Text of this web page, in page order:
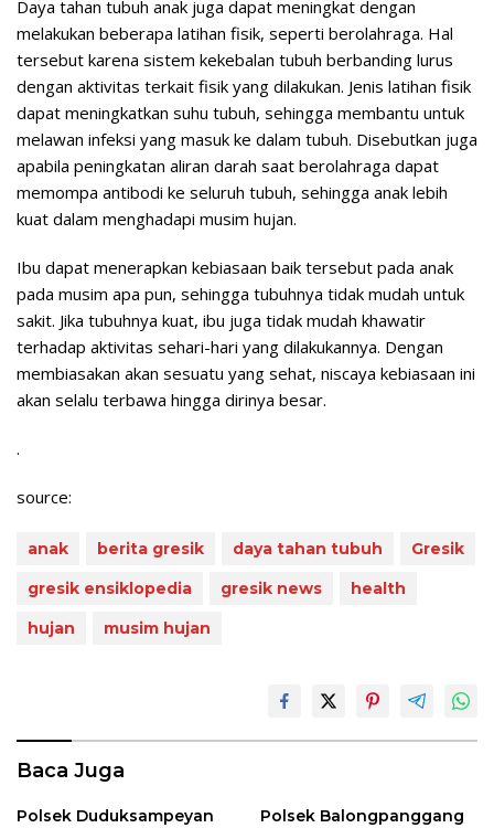
Daya tahan tubuh anak juga dapat meningkat dengan
melakukan beberapa latihan fisik, seperti berolahraga. Hal
tersebut karena sistem kekebalan tubuh berbanding lurus
dengan aktivitas terkait fisik yang dilakukan. Jenis latihan fisik
dapat meningkatkan suhu tubuh, sehingga membantu untuk
melawan infeksi yang masuk ke dalam tubuh. Disebutkan juga
apabila peningkatan aliran darah saat berolahraga dapat
memompa antibodi ke seluruh tubuh, sehingga anak lebih
kuat dalam menghadapi musim hujan.
Ibu dapat menerapkan kebiasaan baik tersebut pada anak
pada musim apa pun, sehingga tubuhnya tidak mudah untuk
sakit. Jika tubuhnya kuat, ibu juga tidak mudah khawatir
terhadap aktivitas sehari-hari yang dilakukannya. Dengan
membiasakan akan sesuatu yang sehat, niscaya kebiasaan ini
akan selalu terbawa hingga dirinya besar.
.
source:
anak berita gresik daya tahan tubuh
Gresik
gresik ensiklopedia
gresik news
health
hujan
musim hujan
Baca Juga
Polsek Duduksampeyan
Polsek Balongpanggang